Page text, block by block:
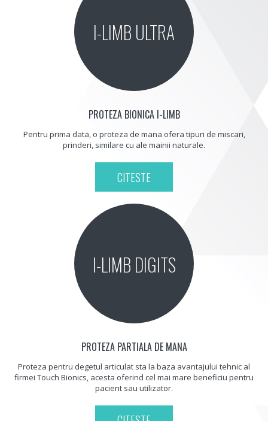
I-LIMB ULTRA
PROTEZA BIONICA I-LIMB
Pentru prima data, o proteza de mana ofera tipuri de miscari,
prinderi, similare cu ale mainii naturale.
CITESTE
I-LIMB DIGITS
PROTEZA PARTIALA DE MANA
Proteza pentru degetul articulat sta la baza avantajului tehnic al
firmei Touch Bionics, acesta oferind cel mai mare beneficiu pentru
pacient sau utilizator.